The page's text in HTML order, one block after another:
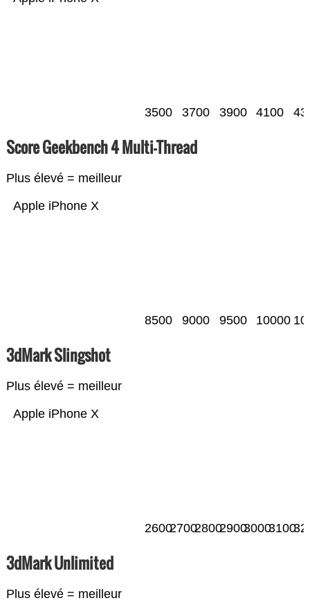
3500 3700 3900 4100
Score Geekbench 4 Multi-Thread
Plus élevé = meilleur
Apple iPhone X
8500 9000 9500 10000
3dMark Slingshot
Plus élevé = meilleur
Apple iPhone X
260027002800290030003100
3dMark Unlimited
Plus élevé = meilleur